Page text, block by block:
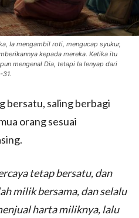
Ia mengambil roti, mengucap syukur,
kepada mereka. Ketika itu
mengenal Dia, tetapi Ia lenyap dari
‭31.
bersatu, saling berbagi
orang sesuai
tetap bersatu, dan
milik bersama, dan selalu
harta miliknya, lalu